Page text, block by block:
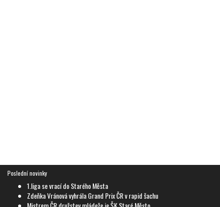
Poslední novinky
1.liga se vrací do Starého Města
Zdeňka Vránová vyhrála Grand Prix ČR v rapid šachu